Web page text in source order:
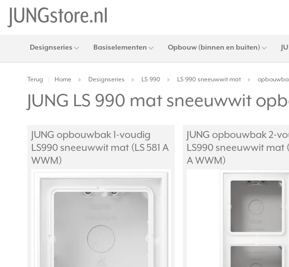
Designseries Basiselementen Opbouw (binnen en buiten)
Terug Home Designseries LS 990 LS 990 sneeuwwit mat
JUNG LS 990 mat sneeuwwit
JUNG opbouwbak 1-voudig
LS990 sneeuwwit mat (LS 581 A
WWM)
JUNG opbouwbak 2-
LS990 sneeuwwit mat
A WWM)